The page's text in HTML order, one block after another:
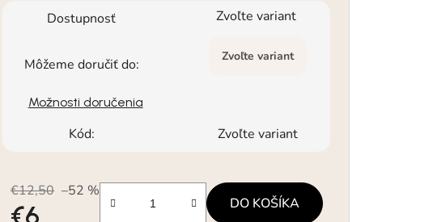
Dostupnosť Zvoľte variant
Môžeme doručiť do: Zvoľte variant
Možnosti doručenia
Kód: Zvoľte variant
€12,50 –52 %
DO KOŠÍKA